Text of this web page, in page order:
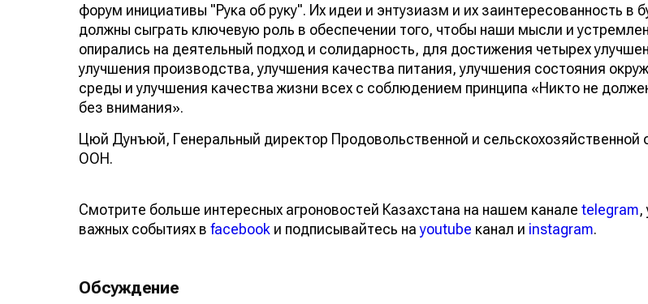
форум инициативы "Рука об руку". Их идеи и энтузиазм и их заинтересованность в
должны сыграть ключевую роль в обеспечении того, чтобы наши мысли и
опирались на деятельный подход и солидарность, для достижения четырех
улучшения производства, улучшения качества питания, улучшения состояния
среды и улучшения качества жизни всех с соблюдением принципа «Никто не
без внимания».
Цюй Дунъюй, Генеральный директор Продовольственной и сельскохозяйственной
ООН.
Смотрите больше интересных агроновостей Казахстана на нашем канале telegram,
важных событиях в facebook и подписывайтесь наyoutube канал и instagram.
Обсуждение